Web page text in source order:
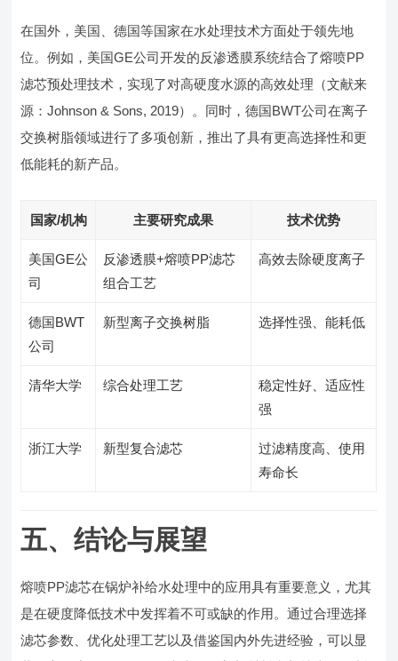
在国外，美国、德国等国家在水处理技术方面处于领先地
位。例如，美国GE公司开发的反渗透膜系统结合了熔喷PP
滤芯预处理技术，实现了对高硬度水源的高效处理（文献来
源：Johnson & Sons, 2019）。同时，德国BWT公司在离子
交换树脂领域进行了多项创新，推出了具有更高选择性和更
低能耗的新产品。
国家/机构 主要研究成果 技术优势
美国GE公
司
反渗透膜+熔喷PP滤芯
组合工艺
高效去除硬度离子
德国BWT
公司
新型离子交换树脂 选择性强、能耗低
清华大学 综合处理工艺
稳定性好、适应性
强
浙江大学 新型复合滤芯
过滤精度高、使用
寿命长
五、结论与展望
熔喷PP滤芯在锅炉补给水处理中的应用具有重要意义，尤其
是在硬度降低技术中发挥着不可或缺的作用。通过合理选择
滤芯参数、优化处理工艺以及借鉴国内外先进经验，可以显